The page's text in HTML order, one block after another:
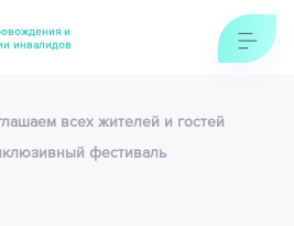
и
инвалидов
всех жителей и гостей
фестиваль